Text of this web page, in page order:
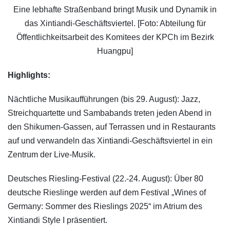
Eine lebhafte Straßenband bringt Musik und Dynamik in
das Xintiandi-Geschäftsviertel. [Foto: Abteilung für
Öffentlichkeitsarbeit des Komitees der KPCh im Bezirk
Huangpu]
Highlights:
Nächtliche Musikaufführungen (bis 29. August): Jazz,
Streichquartette und Sambabands treten jeden Abend in
den Shikumen-Gassen, auf Terrassen und in Restaurants
auf und verwandeln das Xintiandi-Geschäftsviertel in ein
Zentrum der Live-Musik.
Deutsches Riesling-Festival (22.-24. August): Über 80
deutsche Rieslinge werden auf dem Festival „Wines of
Germany: Sommer des Rieslings 2025“ im Atrium des
Xintiandi Style I präsentiert.